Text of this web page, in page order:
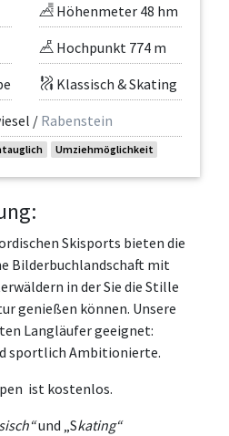
Höhenmeter 48 hm
Hochpunkt 774 m
Klassisch & Skating
/Rabenstein
Umziehmöglichkeit
Skisports bieten die
Bilderbuchlandschaft mit
in der Sie die Stille
genießen können. Unsere
Langläufer geeignet:
sportlich Ambitionierte.
ist kostenlos.
und „Skating“